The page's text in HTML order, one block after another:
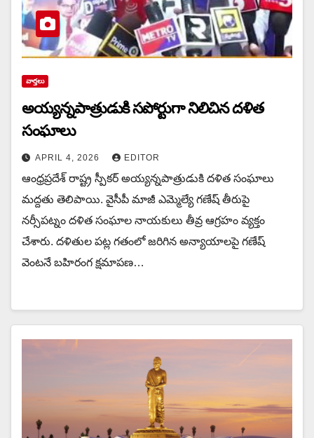
వార్త‌లు
అయ్య‌న్న‌పాత్రుడుకి స‌పోర్టుగా నిలిచిన‌ ద‌ళిత
సంఘాలు
APRIL 4, 2026 EDITOR
ఆంధ్ర‌ప్ర‌దేశ్ రాష్ట్ర‌ స్పీక‌ర్ అయ్య‌న్న‌పాత్రుడుకి ద‌ళిత సంఘాలు
మ‌ద్ద‌తు తెలిపాయి. వైసీపీ మాజీ ఎమ్మెల్యే గణేష్ తీరుపై
నర్సీపట్నం దళిత సంఘాల నాయకులు తీవ్ర ఆగ్రహం వ్యక్తం
చేశారు. దళితుల పట్ల గతంలో జరిగిన అన్యాయాలపై గణేష్
వెంటనే బహిరంగ క్షమాపణ…